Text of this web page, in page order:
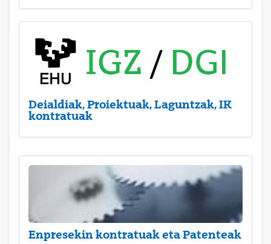
Deialdiak, Proiektuak, Laguntzak, IK
kontratuak
Enpresekin kontratuak eta Patenteak